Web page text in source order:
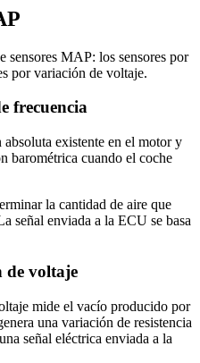
sensores MAP: los sensores por
por variación de voltaje.
frecuencia
existente en el motor y
barométrica cuando el coche
la cantidad de aire que
señal enviada a la ECU se basa
de voltaje
mide el vacío producido por
una variación de resistencia
señal eléctrica enviada a la